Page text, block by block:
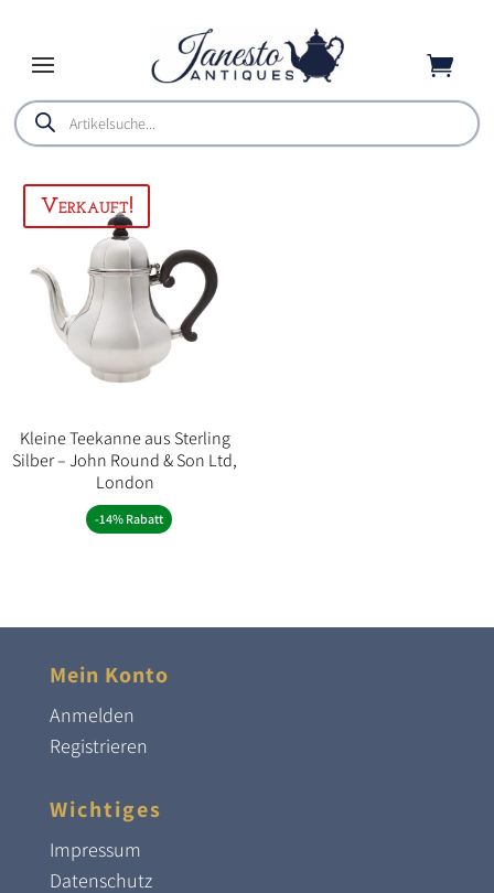

Products
search
Kleine Teekanne aus Sterling
Silber – John Round & Son Ltd,
London
-14% Rabatt
Mein Konto
Anmelden
Registrieren
Wichtiges
Impressum
Datenschutz